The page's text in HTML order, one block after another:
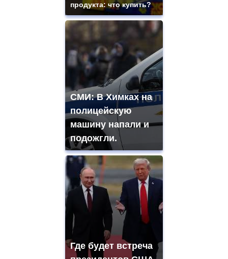
продукта: что купить?
СМИ: В Химках на
полицейскую
машину напали и
подожгли.
Где будет встреча